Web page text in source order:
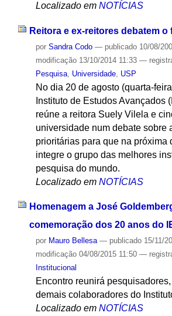
Localizado em NOTÍCIAS
Reitora e ex-reitores debatem o
por Sandra Codo — publicado10/08/
modificação13/10/2014 11:33 —
Pesquisa, Universidade, USP
No dia 20 de agosto (quarta-
Instituto de Estudos Avançados
reúne a reitora Suely Vilela e
universidade num debate sobre
prioritárias para que na próxima
integre o grupo das melhores
pesquisa do mundo.
Localizado em NOTÍCIAS
Homenagem a José
comemoração dos 20 anos do
por Mauro Bellesa — publicado15/11/
modificação04/08/2015 11:50 —
Institucional
Encontro reunirá
demais colaboradores do
Localizado em NOTÍCIAS